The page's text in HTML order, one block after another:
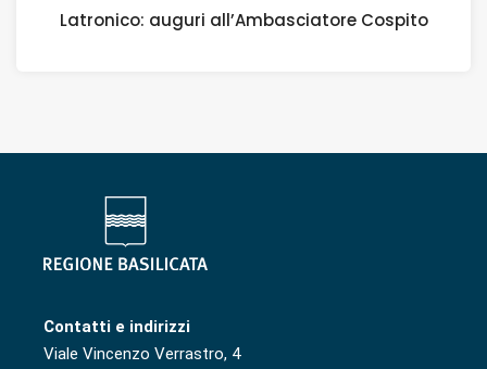
Latronico: auguri all’Ambasciatore Cospito
Contatti e indirizzi
Viale Vincenzo Verrastro, 4